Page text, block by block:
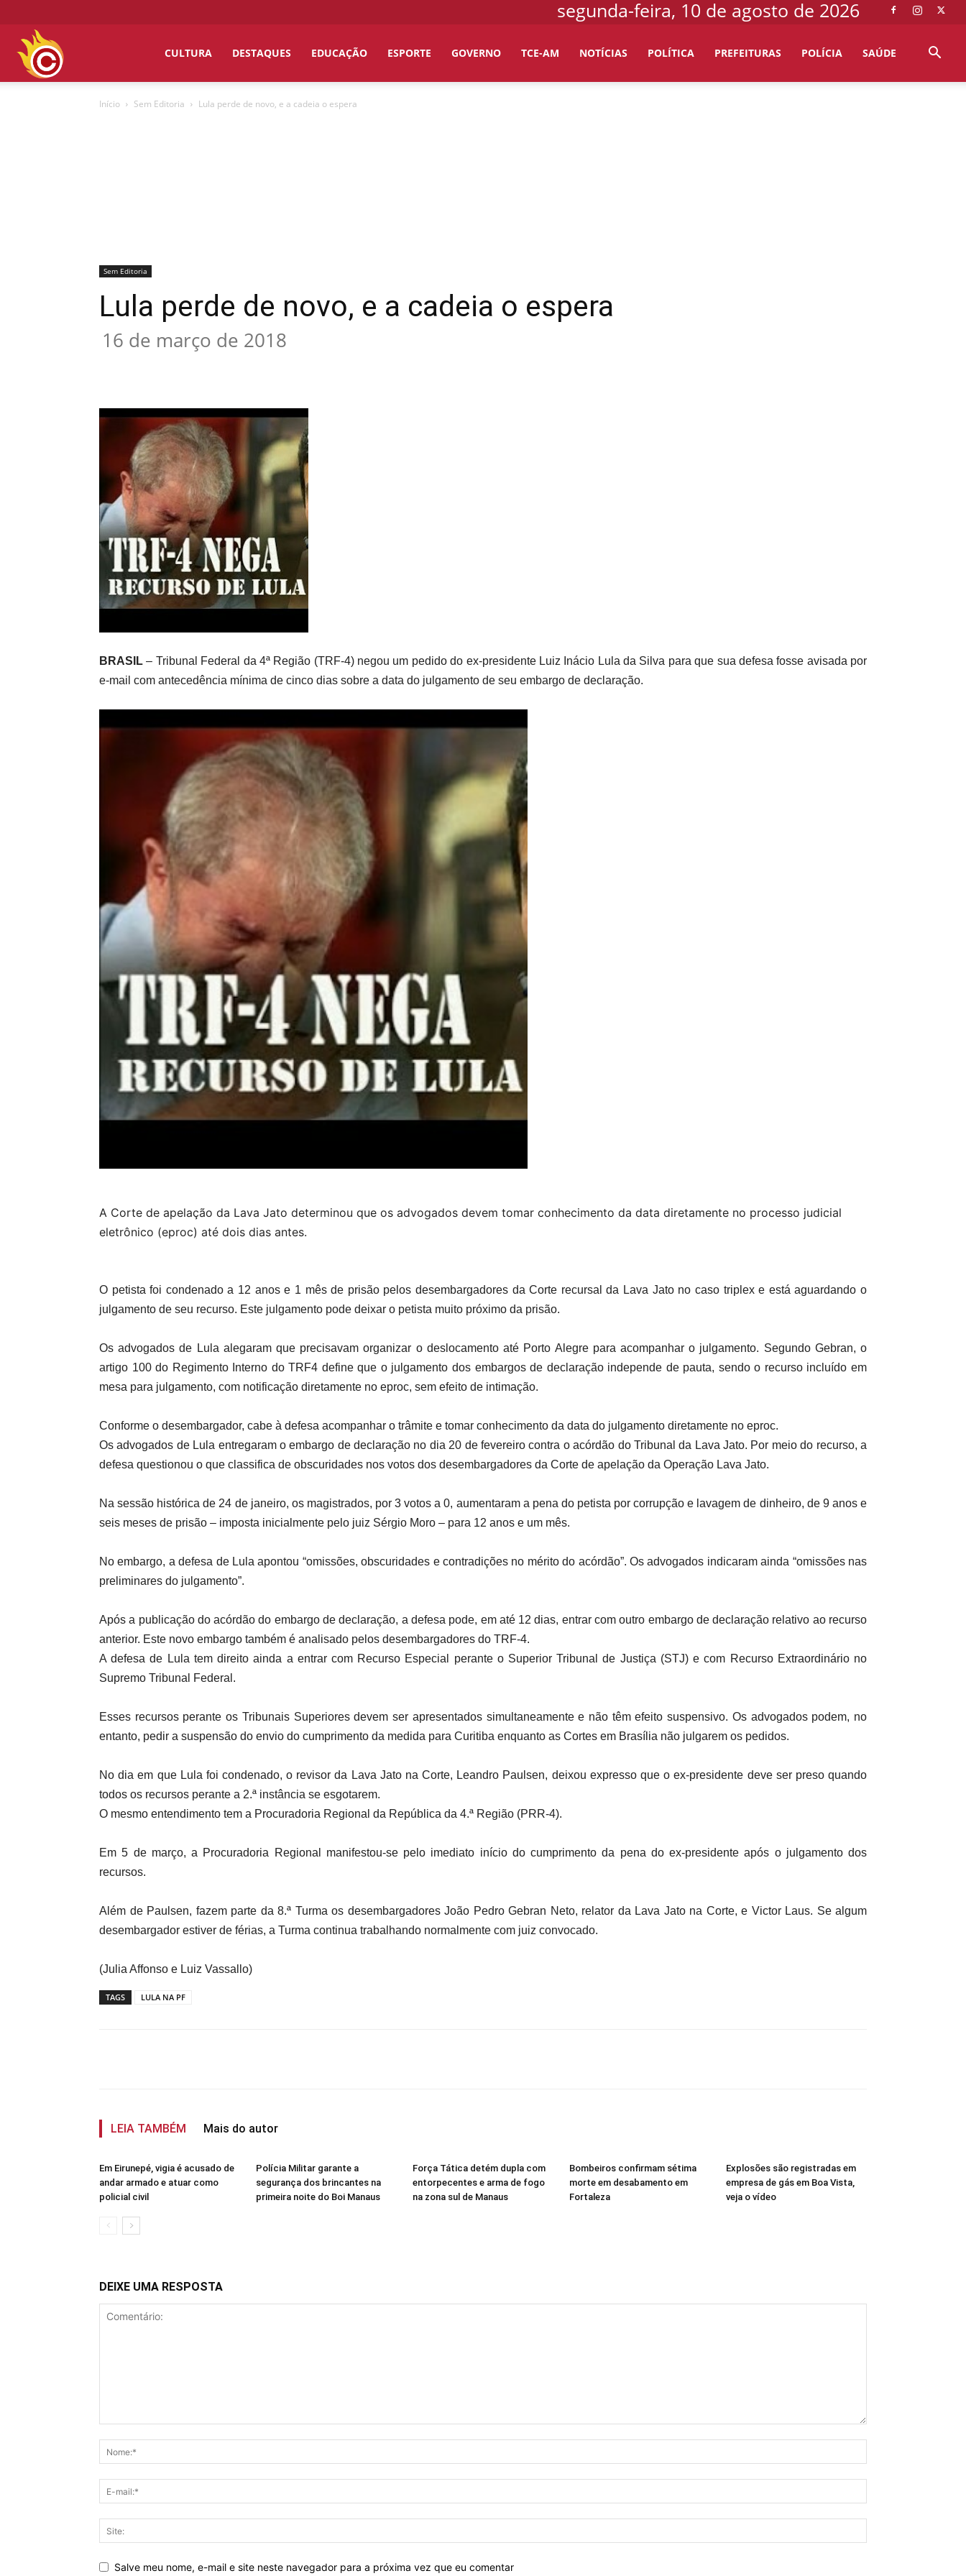
segunda-feira, 10 de agosto de 2026
CULTURA DESTAQUES EDUCAÇÃO ESPORTE GOVERNO TCE-AM NOTÍCIAS POLÍTICA PREFEITURAS POLÍCIA SAÚDE
Início Sem Editoria Lula perde de novo, e a cadeia o espera
Sem Editoria
Lula perde de novo, e a cadeia o espera
16 de março de 2018
BRASIL – Tribunal Federal da 4ª Região (TRF-4) negou um pedido do ex-presidente Luiz Inácio Lula da Silva para que sua defesa fosse avisada por
e-mail com antecedência mínima de cinco dias sobre a data do julgamento de seu embargo de declaração.
A Corte de apelação da Lava Jato determinou que os advogados devem tomar conhecimento da data diretamente no processo judicial
eletrônico (eproc) até dois dias antes.
O petista foi condenado a 12 anos e 1 mês de prisão pelos desembargadores da Corte recursal da Lava Jato no caso triplex e está aguardando o
julgamento de seu recurso. Este julgamento pode deixar o petista muito próximo da prisão.
Os advogados de Lula alegaram que precisavam organizar o deslocamento até Porto Alegre para acompanhar o julgamento. Segundo Gebran, o
artigo 100 do Regimento Interno do TRF4 define que o julgamento dos embargos de declaração independe de pauta, sendo o recurso incluído em
mesa para julgamento, com notificação diretamente no eproc, sem efeito de intimação.
Conforme o desembargador, cabe à defesa acompanhar o trâmite e tomar conhecimento da data do julgamento diretamente no eproc.
Os advogados de Lula entregaram o embargo de declaração no dia 20 de fevereiro contra o acórdão do Tribunal da Lava Jato. Por meio do recurso, a
defesa questionou o que classifica de obscuridades nos votos dos desembargadores da Corte de apelação da Operação Lava Jato.
Na sessão histórica de 24 de janeiro, os magistrados, por 3 votos a 0, aumentaram a pena do petista por corrupção e lavagem de dinheiro, de 9 anos e
seis meses de prisão – imposta inicialmente pelo juiz Sérgio Moro – para 12 anos e um mês.
No embargo, a defesa de Lula apontou “omissões, obscuridades e contradições no mérito do acórdão”. Os advogados indicaram ainda “omissões nas
preliminares do julgamento”.
Após a publicação do acórdão do embargo de declaração, a defesa pode, em até 12 dias, entrar com outro embargo de declaração relativo ao recurso
anterior. Este novo embargo também é analisado pelos desembargadores do TRF-4.
A defesa de Lula tem direito ainda a entrar com Recurso Especial perante o Superior Tribunal de Justiça (STJ) e com Recurso Extraordinário no
Supremo Tribunal Federal.
Esses recursos perante os Tribunais Superiores devem ser apresentados simultaneamente e não têm efeito suspensivo. Os advogados podem, no
entanto, pedir a suspensão do envio do cumprimento da medida para Curitiba enquanto as Cortes em Brasília não julgarem os pedidos.
No dia em que Lula foi condenado, o revisor da Lava Jato na Corte, Leandro Paulsen, deixou expresso que o ex-presidente deve ser preso quando
todos os recursos perante a 2.ª instância se esgotarem.
O mesmo entendimento tem a Procuradoria Regional da República da 4.ª Região (PRR-4).
Em 5 de março, a Procuradoria Regional manifestou-se pelo imediato início do cumprimento da pena do ex-presidente após o julgamento dos
recursos.
Além de Paulsen, fazem parte da 8.ª Turma os desembargadores João Pedro Gebran Neto, relator da Lava Jato na Corte, e Victor Laus. Se algum
desembargador estiver de férias, a Turma continua trabalhando normalmente com juiz convocado.
(Julia Affonso e Luiz Vassallo)
TAGS LULA NA PF
LEIA TAMBÉM Mais do autor
Em Eirunepé, vigia é acusado de
andar armado e atuar como
policial civil
Polícia Militar garante a
segurança dos brincantes na
primeira noite do Boi Manaus
Força Tática detém dupla com
entorpecentes e arma de fogo
na zona sul de Manaus
Bombeiros confirmam sétima
morte em desabamento em
Fortaleza
Explosões são registradas em
empresa de gás em Boa Vista,
veja o vídeo
DEIXE UMA RESPOSTA
Salve meu nome, e-mail e site neste navegador para a próxima vez que eu comentar